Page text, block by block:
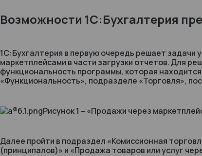
Возможности 1С:Бухгалтерия
1С:Бухгалтерия в первую очередь решает задачи
маркетплейсами в части загрузки отчетов. Для
функциональность программы, которая
«Функциональность», подразделе «Торговля»,
Рисунок 1 – «Продажи через
Далее пройти в подраздел «Комиссионная
(принципалов)» и «Продажа товаров или услуг